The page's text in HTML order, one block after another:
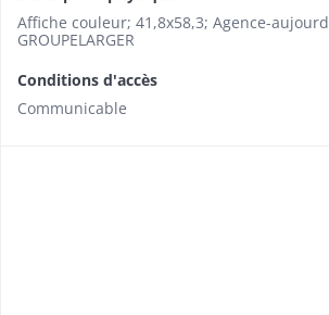
Affiche couleur; 41,8x58,3; Agence-
GROUPELARGER
Conditions d'accès
Communicable